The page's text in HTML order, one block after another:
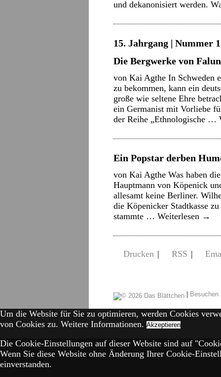
und dekanonisiert werden.
15. Jahrgang | Nummer
Die Bergwerke von
von Kai Agthe In Schweden
zu bekommen, kann ein
große wie seltene Ehre
ein Germanist mit Vorliebe
der Reihe „Ethnologische …
Ein Popstar derben
von Kai Agthe Was haben
Hauptmann von Köpenick
allesamt keine Berliner.
die Köpenicker Stadtkasse
stammte … Weiterlesen →
Drucken | RSS |
|
Um die Website für Sie zu optimieren, werden Cookies
von Cookies zu. Weitere Informationen. Akzeptieren
Die Cookie-Einstellungen auf dieser Website sind auf
Wenn Sie diese Website ohne Änderung Ihrer Cookie-
einverstanden.